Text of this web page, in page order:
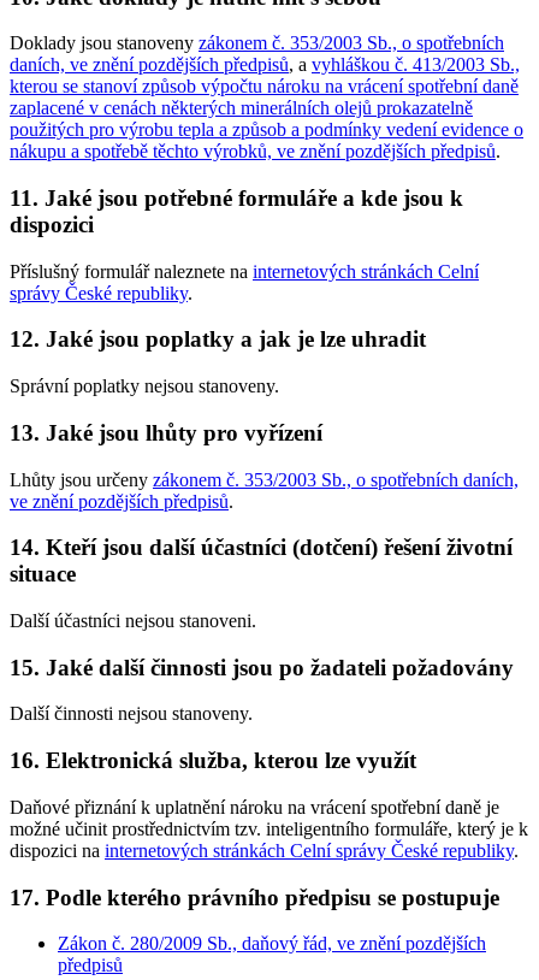
Doklady jsou stanoveny zákonem č. 353/2003 Sb., o spotřebních
daních, ve znění pozdějších předpisů, a vyhláškou č. 413/2003 Sb.,
kterou se stanoví způsob výpočtu nároku na vrácení spotřební daně
zaplacené v cenách některých minerálních olejů prokazatelně
použitých pro výrobu tepla a způsob a podmínky vedení evidence o
nákupu a spotřebě těchto výrobků, ve znění pozdějších předpisů.
11. Jaké jsou potřebné formuláře a kde jsou k
dispozici
Příslušný formulář naleznete na internetových stránkách Celní
správy České republiky.
12. Jaké jsou poplatky a jak je lze uhradit
Správní poplatky nejsou stanoveny.
13. Jaké jsou lhůty pro vyřízení
Lhůty jsou určeny zákonem č. 353/2003 Sb., o spotřebních daních,
ve znění pozdějších předpisů.
14. Kteří jsou další účastníci (dotčení) řešení životní
situace
Další účastníci nejsou stanoveni.
15. Jaké další činnosti jsou po žadateli požadovány
Další činnosti nejsou stanoveny.
16. Elektronická služba, kterou lze využít
Daňové přiznání k uplatnění nároku na vrácení spotřební daně je
možné učinit prostřednictvím tzv. inteligentního formuláře, který je k
dispozici na internetových stránkách Celní správy České republiky.
17. Podle kterého právního předpisu se postupuje
Zákon č. 280/2009 Sb., daňový řád, ve znění pozdějších
předpisů